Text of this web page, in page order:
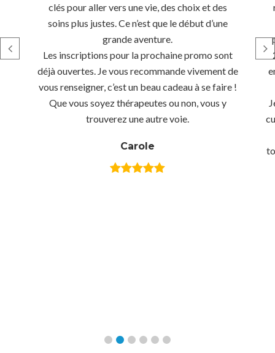
clés pour aller vers une vie, des choix et des
soins plus justes. Ce n’est que le début d’une
grande aventure.
Les inscriptions pour la prochaine promo sont
déjà ouvertes. Je vous recommande vivement de
vous renseigner, c’est un beau cadeau à se faire !
Que vous soyez thérapeutes ou non, vous y
trouverez une autre voie.
Carole